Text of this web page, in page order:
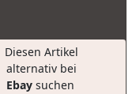
Diesen Artikel
alternativ bei
Ebay suchen